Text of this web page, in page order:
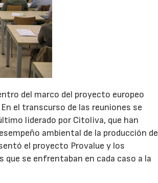
del marco del proyecto europeo
En el transcurso de las reuniones se
liderado por Citoliva, que han
ambiental de la producción de
el proyecto Provalue y los
se enfrentaban en cada caso a la